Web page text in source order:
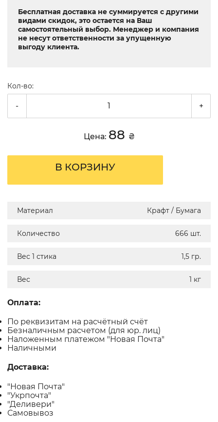
Бесплатная доставка не суммируется с другими
видами скидок, это остается на Ваш
самостоятельный выбор. Менеджер и компания
не несут ответственности за упущенную
выгоду клиента.
Кол-во:
- +
Цена: 88 ₴
В КОРЗИНУ
Материал Крафт / Бумага
Количество 666 шт.
Вес 1 стика 1,5 гр.
Вес 1 кг
Оплата:
По реквизитам на расчётный счёт
Безналичным расчетом (для юр. лиц)
Наложенным платежом "Новая Почта"
Наличными
Доставка:
"Новая Почта"
"Укрпочта"
"Деливери"
Самовывоз